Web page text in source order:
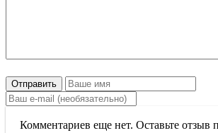
Отправить
Комментариев еще нет. Оставьте отзыв